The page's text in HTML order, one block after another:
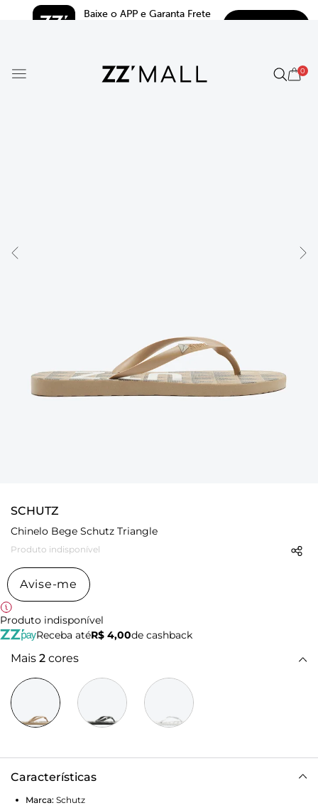
Baixe o APP e Garanta Frete
0
SCHUTZ
Chinelo Bege Schutz Triangle
Produto indisponível
Avise-me
Produto indisponível
Receba atéR$ 4,00de cashback
Mais 2 cores
Características
Marca: Schutz